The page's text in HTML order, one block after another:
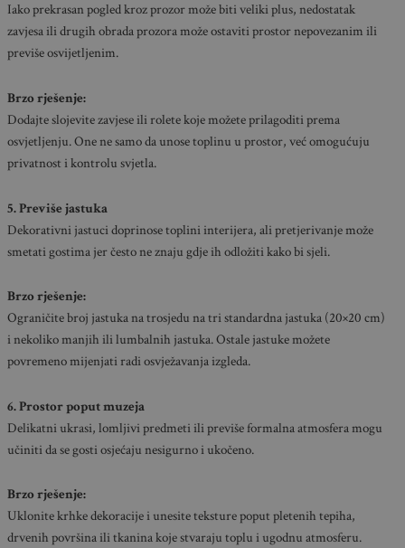
Iako prekrasan pogled kroz prozor može biti veliki plus, nedostatak
zavjesa ili drugih obrada prozora može ostaviti prostor nepovezanim ili
previše osvijetljenim.
Brzo rješenje:
Dodajte slojevite zavjese ili rolete koje možete prilagoditi prema
osvjetljenju. One ne samo da unose toplinu u prostor, već omogućuju
privatnost i kontrolu svjetla.
5. Previše jastuka
Dekorativni jastuci doprinose toplini interijera, ali pretjerivanje može
smetati gostima jer često ne znaju gdje ih odložiti kako bi sjeli.
Brzo rješenje:
Ograničite broj jastuka na trosjedu na tri standardna jastuka (20×20 cm)
i nekoliko manjih ili lumbalnih jastuka. Ostale jastuke možete
povremeno mijenjati radi osvježavanja izgleda.
6. Prostor poput muzeja
Delikatni ukrasi, lomljivi predmeti ili previše formalna atmosfera mogu
učiniti da se gosti osjećaju nesigurno i ukočeno.
Brzo rješenje:
Uklonite krhke dekoracije i unesite teksture poput pletenih tepiha,
drvenih površina ili tkanina koje stvaraju toplu i ugodnu atmosferu.